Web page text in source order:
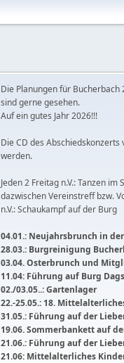
Die Planungen für
sind gerne gesehen.
Auf ein gutes Jahr 2026!!!
Die CD des
werden.
Jeden 2 Freitag n.V.: Tanzen
dazwischen Vereinstreff bzw.
n.V.: Schaukampf auf der Burg
04.01.: Neujahrsbrunch in
28.03.: Burgreinigung
03.04. Osterbrunch und
11.04: Führung auf Burg
02./03.05..: Gartenlager
22.-25.05.: 18.
31.05.: Führung auf der
19.06. Sommerbankett auf
21.06.: Führung auf der
21.06: Mittelalterliches